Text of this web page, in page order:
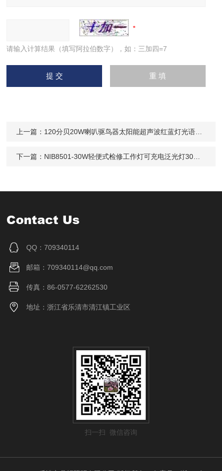
请输入计算结果（填写阿拉伯数字），如：三加四=7
上一篇： 120分贝20W喇叭驱鸟器太阳能超声波红蓝灯光语音电网防搭
下一篇： NIB8501-30W轻便式检修工作灯可充电泛光灯30W/50W防水
Contact Us
QQ：709340114
邮箱：709340114@qq.com
传真：86-0577-62262530
地址：浙江省乐清市清江镇工业区
扫一扫 微信咨询